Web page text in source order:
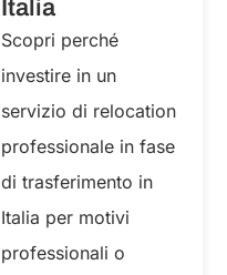
Italia
Scopri perché
investire in un
servizio di relocation
professionale in fase
di trasferimento in
Italia per motivi
professionali o